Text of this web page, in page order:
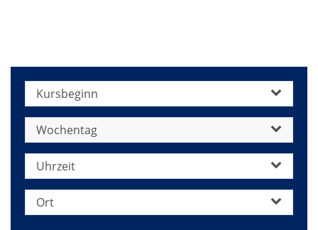
Kursbeginn
Wochentag
Uhrzeit
Ort